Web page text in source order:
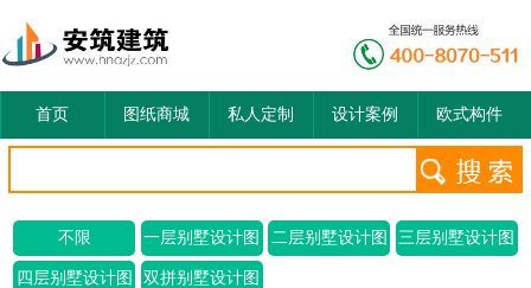
首页 图纸商城 私人定制 设计案例 欧式构件
不限 一层别墅设计图 二层别墅设计图 三层别墅设计图
四层别墅设计图 双拼别墅设计图